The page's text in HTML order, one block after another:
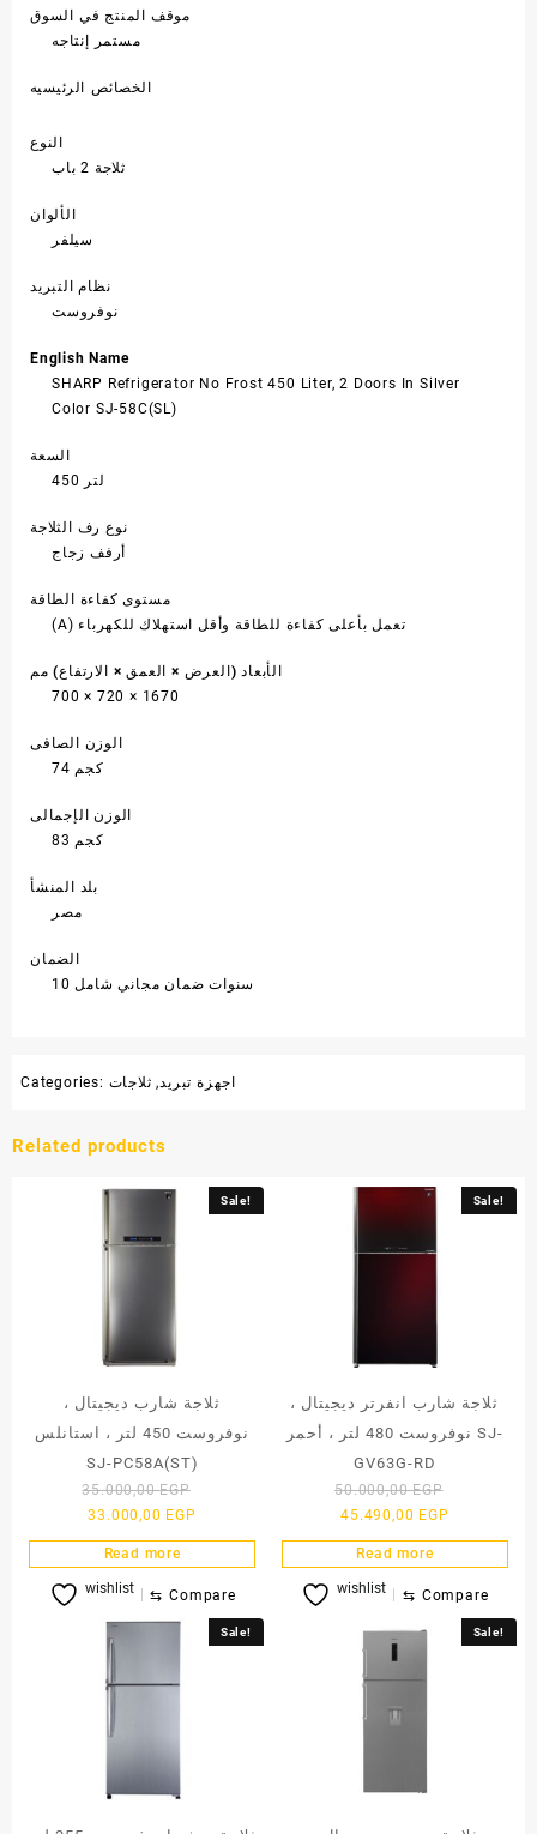
موقف المنتج في السوق
مستمر إنتاجه
الخصائص الرئيسيه
النوع
ثلاجة 2 باب
الألوان
سيلفر
نظام التبريد
نوفروست
English Name
SHARP Refrigerator No Frost 450 Liter, 2 Doors In Silver
Color SJ-58C(SL)
السعة
450 لتر
نوع رف الثلاجة
أرفف زجاج
مستوى كفاءة الطاقة
(A) تعمل بأعلى كفاءة للطاقة وأقل استهلاك للكهرباء
الأبعاد (العرض × العمق × الارتفاع) مم
700 × 720 × 1670
الوزن الصافى
74 كجم
الوزن الإجمالى
83 كجم
بلد المنشأ
مصر
الضمان
10 سنوات ضمان مجاني شامل
Categories: اجهزة تبريد, ثلاجات
Related products
Sale!
ثلاجة شارب ديجيتال ،
نوفروست 450 لتر ، استانلس
SJ-PC58A(ST)
35.000,00EGP
was:
35.000,00 EGP.
33.000,00 EGP
price
is:
33.000,00 EGP.
Read more
wishlist ⇆ Compare
Sale!
ثلاجة شارب انفرتر ديجيتال ،
نوفروست 480 لتر ، أحمر SJ-
GV63G-RD
50.000,00EGP
was:
50.000,00
45.490,00 EGP
price
is:
45.490,00
Read more
wishlist ⇆ Compare
Sale! Sale!